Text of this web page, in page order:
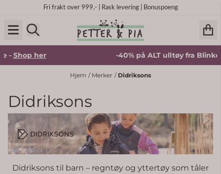
Hopp til innholdFri frakt over 999,- | Rask levering | Bonuspoeng
-40% på ALT ulltøy fra Blinke -Shop her
Hjem / Merker / Didriksons
Didriksons
Didriksons til barn – regntøy og yttertøy som tåler